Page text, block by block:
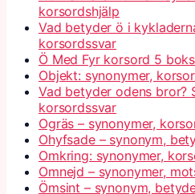
korsordshjälp
Vad betyder ö i
korsordssvar
Ö Med Fyr korsord 5
Objekt: synonymer,
Vad betyder odens bror?
korsordssvar
Ogräs – synonymer,
Ohyfsade – synonym,
Omkring: synonymer,
Omnejd – synonymer,
Ömsint – synonym,